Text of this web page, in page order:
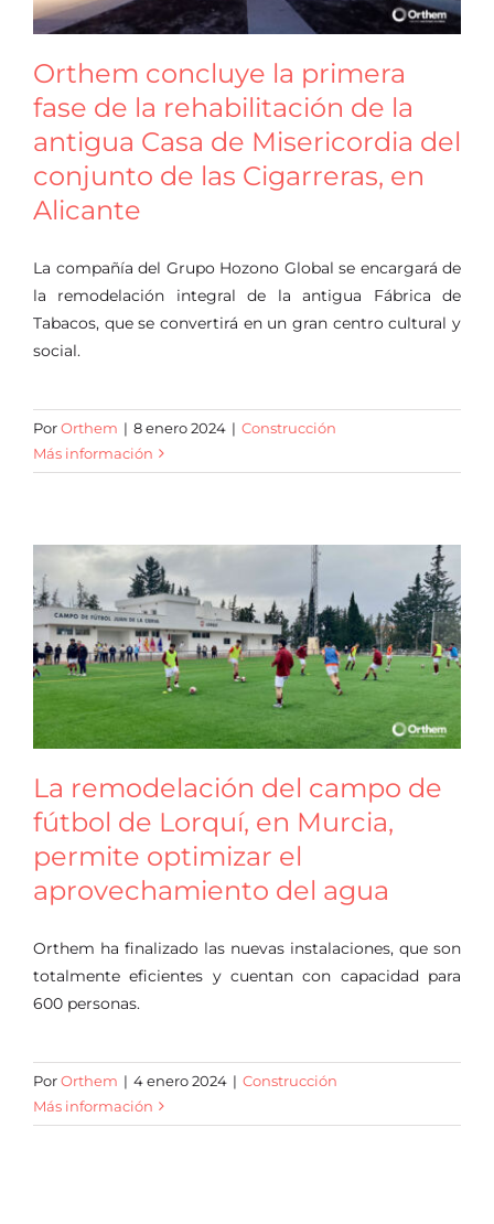
Orthem concluye la primera
fase de la rehabilitación de la
antigua Casa de Misericordia del
conjunto de las Cigarreras, en
Alicante
La compañía del Grupo Hozono Global se encargará de
la remodelación integral de la antigua Fábrica de
Tabacos, que se convertirá en un gran centro cultural y
social.
PorOrthem | 8 enero 2024 | Construcción
Más información
La remodelación del campo de
fútbol de Lorquí, en Murcia,
permite optimizar el
aprovechamiento del agua
Orthem ha finalizado las nuevas instalaciones, que son
totalmente eficientes y cuentan con capacidad para
600 personas.
PorOrthem | 4 enero 2024 | Construcción
Más información